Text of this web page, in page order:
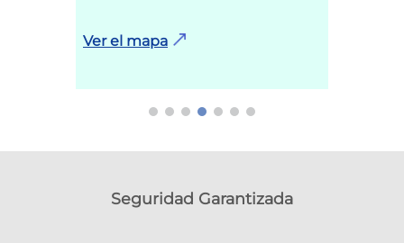
Ver el mapa
Seguridad Garantizada